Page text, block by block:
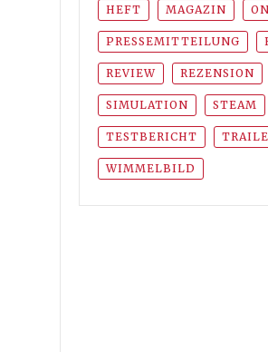
HEFT MAGAZIN
PRESSEMITTEILUNG
REVIEW REZENSION
SIMULATION STEAM
TESTBERICHT
WIMMELBILD